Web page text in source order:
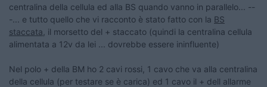
centralina della cellula ed alla BS quando vanno in parallelo... --
-... e tutto quello che vi racconto è stato fatto con la BS
staccata , il morsetto del + staccato (quindi la centralina cellula
alimentata a 12v da lei ... dovrebbe essere ininfluente)
Nel polo + della BM ho 2 cavi rossi, 1 cavo che va alla centralina
della cellula (per testare se è carica) ed 1 cavo il + dell allarme